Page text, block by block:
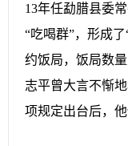
13年任勐腊县委
“吃喝群”，形成
约饭局，饭局数
志平曾大言不惭
项规定出台后，